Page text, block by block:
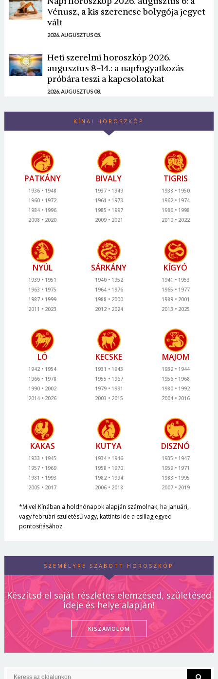
Vénusz, a kis szerencse bolygója jegyet
vált
2026. AUGUSZTUS 05.
Heti szerelmi horoszkóp 2026.
augusztus 8-14.: a napfogyatkozás
próbára teszi a kapcsolatokat
2026. AUGUSZTUS 08.
KÍNAI HOROSZKÓP
PATKÁNY
1936
1948
1960
1972
1984
1996
2008
2020
BIVALY
1937
1949
1961
1973
1985
1997
2009
2021
TIGRIS
1938
1950
1962
1974
1986
1998
2010
2022
NYÚL
1939
1951
1963
1975
1987
1999
2011
2023
SÁRKÁNY
1940
1952
1964
1976
1988
2000
2012
2024
KÍGYÓ
1941
1953
1965
1977
1989
2001
2013
2025
LÓ
1942
1954
1966
1978
1990
2002
2014
2026
KECSKE
1931
1943
1955
1967
1979
1991
2003
2015
MAJOM
1932
1944
1956
1968
1980
1992
2004
2016
KAKAS
1933
1945
1957
1969
1981
1993
2005
2017
KUTYA
1934
1946
1958
1970
1982
1994
2006
2018
DISZNÓ
1935
1947
1959
1971
1983
1995
2007
2019
*Mivel Kínában a holdhónapok alapján számolnak, ha januári,
vagy februári születésű vagy, kattints ide a csillagjegyed
pontosításához.
SZEMÉLYRE SZABOTT HOROSZKÓP
Készítsd el saját részletes elemzésed, születésed
ideje és helye alapján!
KISZÁMOLOM